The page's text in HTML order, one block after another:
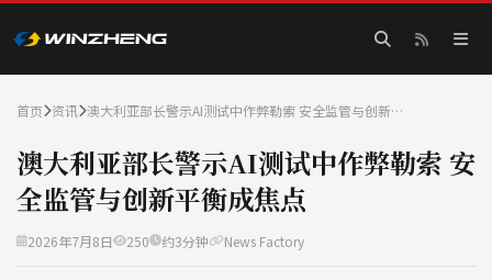
首页 资讯 澳大利亚部长警示AI测试中作弊勒索 安全监管与创新…
澳大利亚部长警示AI测试中作弊勒索 安
全监管与创新平衡成焦点
2026年7月8日 250 约3分钟 News Factory